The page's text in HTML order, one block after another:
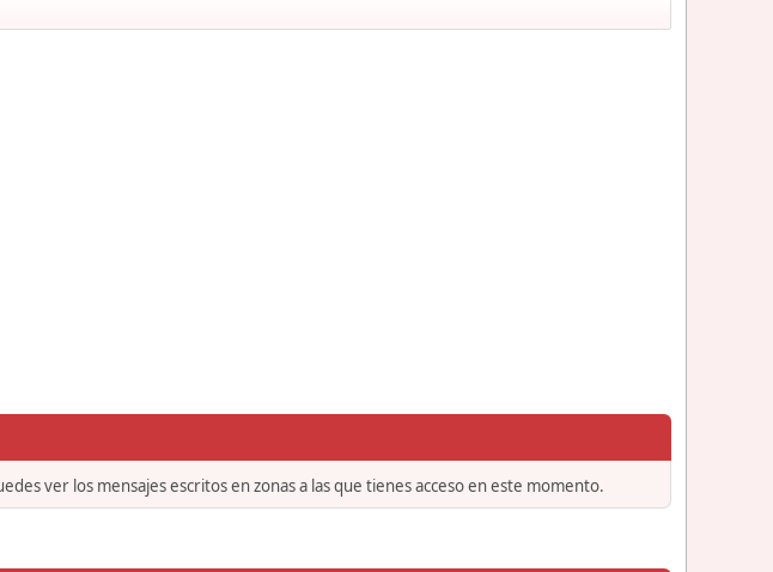
ver los mensajes escritos en zonas a las que tienes acceso en este momento.